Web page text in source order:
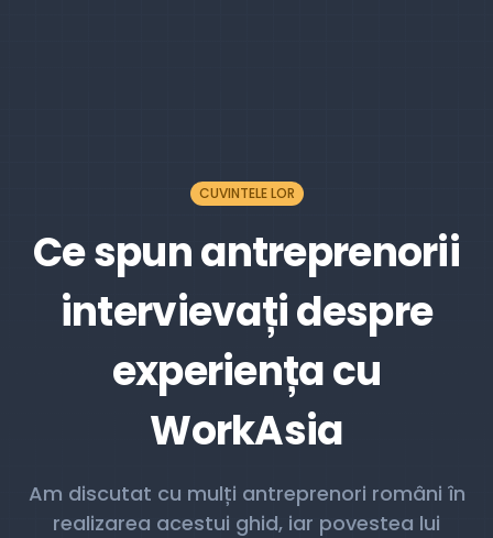
CUVINTELE LOR
Ce spun antreprenorii
intervievați despre
experiența cu
WorkAsia
Am discutat cu mulți antreprenori români în
realizarea acestui ghid, iar povestea lui